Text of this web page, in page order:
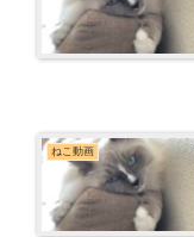
ねこ動画